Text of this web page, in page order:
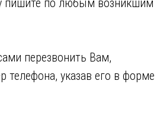
пишите по любым возникшим
перезвонить Вам,
телефона, указав его в форме